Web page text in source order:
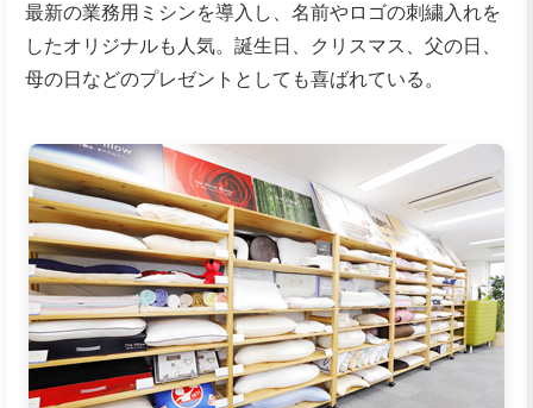
最新の業務用ミシンを導入し、名前やロゴの刺繍入れを
したオリジナルも人気。誕生日、クリスマス、父の日、
母の日などのプレゼントとしても喜ばれている。